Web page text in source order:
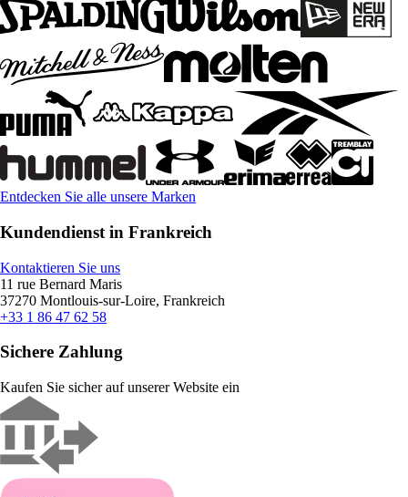
Entdecken Sie alle unsere Marken
Kundendienst in Frankreich
Kontaktieren Sie uns
11 rue Bernard Maris
37270 Montlouis-sur-Loire, Frankreich
+33 1 86 47 62 58
Sichere Zahlung
Kaufen Sie sicher auf unserer Website ein